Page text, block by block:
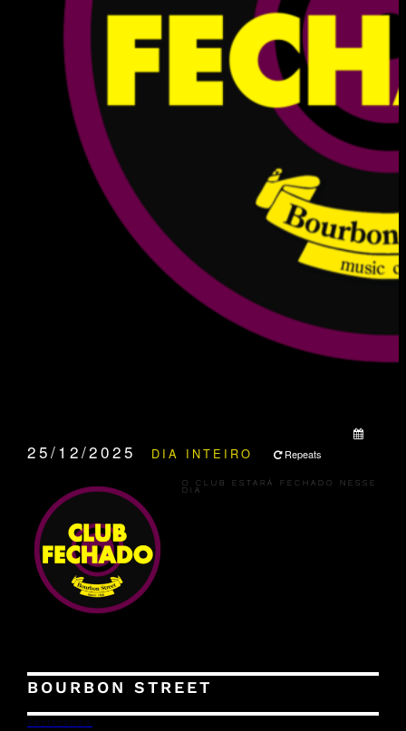
25/12/2025 DIA INTEIRO Repeats
O CLUB ESTARÁ FECHADO NESSE
DIA
BOURBON STREET
28/11/2023